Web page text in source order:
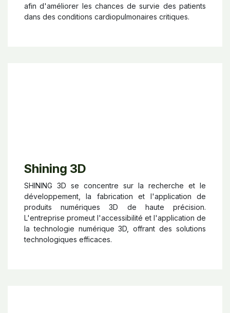
afin d'améliorer les chances de survie des patients
dans des conditions cardiopulmonaires critiques.
Shining 3D
SHINING 3D se concentre sur la recherche et le
développement, la fabrication et l'application de
produits numériques 3D de haute précision.
L'entreprise promeut l'accessibilité et l'application de
la technologie numérique 3D, offrant des solutions
technologiques efficaces.